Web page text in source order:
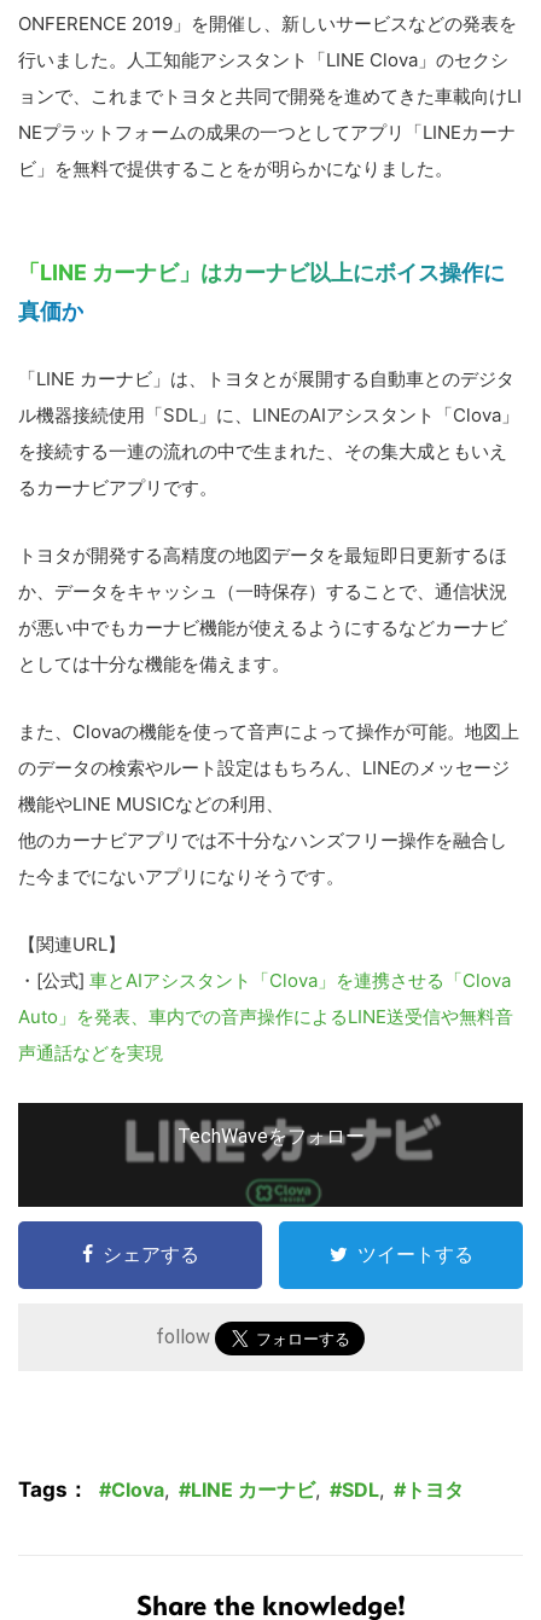
ONFERENCE 2019」を開催し、新しいサービスなどの発表を
行いました。人工知能アシスタント「LINE Clova」のセクシ
ョンで、これまでトヨタと共同で開発を進めてきた車載向けLI
NEプラットフォームの成果の一つとしてアプリ「LINEカーナ
ビ」を無料で提供することをが明らかになりました。
「LINE カーナビ」はカーナビ以上にボイス操作に
真価か
「LINE カーナビ」は、トヨタとが展開する自動車とのデジタ
ル機器接続使用「SDL」に、LINEのAIアシスタント「Clova」
を接続する一連の流れの中で生まれた、その集大成ともいえ
るカーナビアプリです。
トヨタが開発する高精度の地図データを最短即日更新するほ
か、データをキャッシュ（一時保存）することで、通信状況
が悪い中でもカーナビ機能が使えるようにするなどカーナビ
としては十分な機能を備えます。
また、Clovaの機能を使って音声によって操作が可能。地図上
のデータの検索やルート設定はもちろん、LINEのメッセージ
機能やLINE MUSICなどの利用、
他のカーナビアプリでは不十分なハンズフリー操作を融合し
た今までにないアプリになりそうです。
【関連URL】
・[公式] 車とAIアシスタント「Clova」を連携させる「Clova
Auto」を発表、車内での音声操作によるLINE送受信や無料音
声通話などを実現
TechWaveをフォロー
シェアする ツイートする
follow
Tags： Clova, LINE カーナビ, SDL, トヨタ
Share the knowledge!